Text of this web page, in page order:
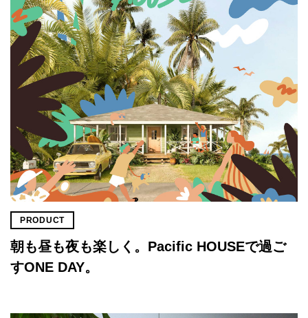
PRODUCT
朝も昼も夜も楽しく。Pacific HOUSEで過ご
すONE DAY。